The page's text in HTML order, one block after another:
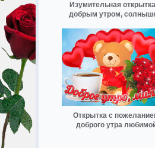
Изумительная
добрым утром,
Открытка с
доброго утра